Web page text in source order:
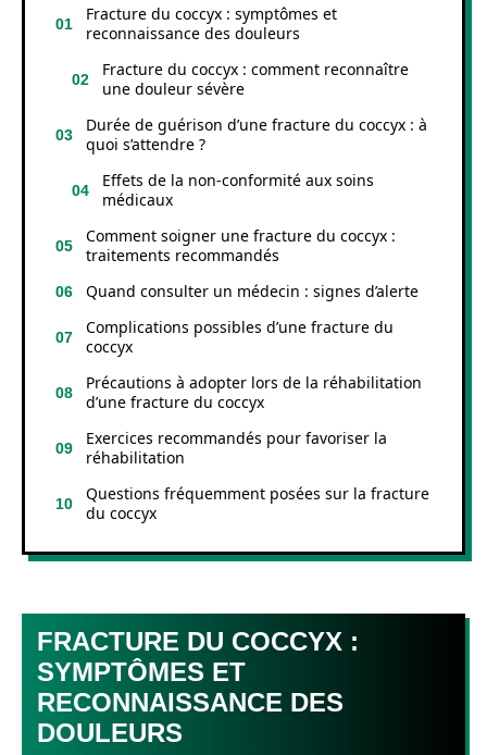
Fracture du coccyx : symptômes et
reconnaissance des douleurs
Fracture du coccyx : comment reconnaître
une douleur sévère
Durée de guérison d’une fracture du coccyx : à
quoi s’attendre ?
Effets de la non-conformité aux soins
médicaux
Comment soigner une fracture du coccyx :
traitements recommandés
Quand consulter un médecin : signes d’alerte
Complications possibles d’une fracture du
coccyx
Précautions à adopter lors de la réhabilitation
d’une fracture du coccyx
Exercices recommandés pour favoriser la
réhabilitation
Questions fréquemment posées sur la fracture
du coccyx
FRACTURE DU COCCYX :
SYMPTÔMES ET
RECONNAISSANCE DES
DOULEURS